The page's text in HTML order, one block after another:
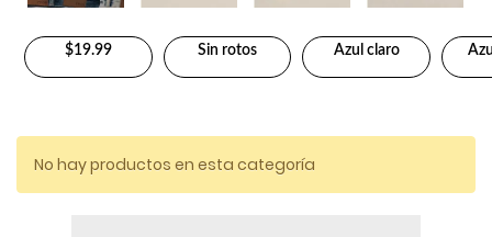
$19.99 Sin rotos Azul claro
No hay productos en esta categoría